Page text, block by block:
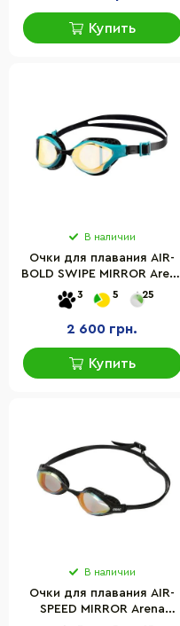
Купить
В наличии
Очки для плавания AIR-
BOLD SWIPE MIRROR Arena
006832-300 желтый,
бирюзовый, черный, OSFM
3 5 25
2 600 грн.
Купить
В наличии
Очки для плавания AIR-
SPEED MIRROR Arena